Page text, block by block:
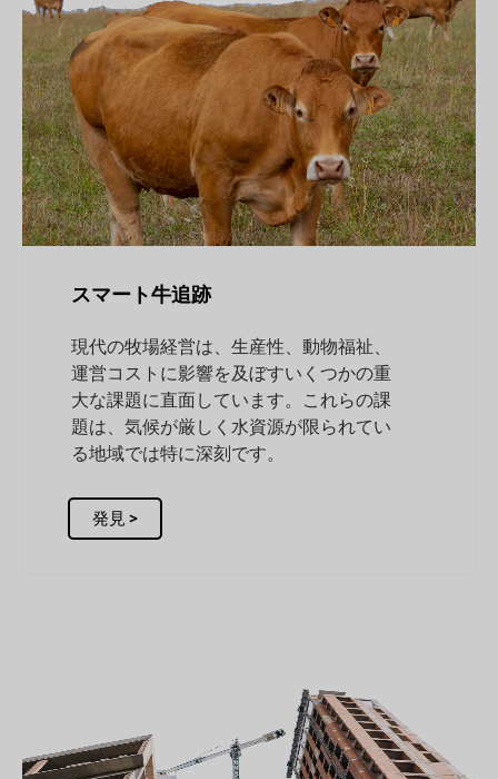
スマート牛追跡
現代の牧場経営は、生産性、動物福祉、
運営コストに影響を及ぼすいくつかの重
大な課題に直面しています。これらの課
題は、気候が厳しく水資源が限られてい
る地域では特に深刻です。
発見 >